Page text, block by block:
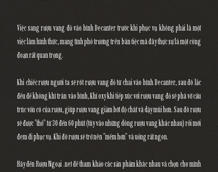
Việc sang rượu vang đỏ vào bình Decanter trước khi phục vụ không phải là một
việc làm hình thức, mang tính phô trương trên bàn tiệc mà đây thực sự là một công
đoạn rất quan trọng.
Khi chiếc rượu người ta sẽ rót rượu vang đỏ từ chai vào bình Decanter, sau đó lắc
đều để không khí tràn vào bình, Khí oxy khi tiếp xúc với rượu vang đỏ sẽ phá vỡ cấu
trúc vốn có của rượu, giúp rượu vang giảm bớt độ chát và dậy mùi hơn. Sau đó rượu
sẽ được "thở" từ 30 đến 60 phút (tùy vào những dòng rượu vang khác nhau) rồi mới
đem đi phục vụ. Khi đó rượu sẽ trở nên "mềm hơn" và uống rất ngon.
Hãy đến Rượu Ngoại .net để tham khảo các sản phẩm khác nhau và chọn cho mình